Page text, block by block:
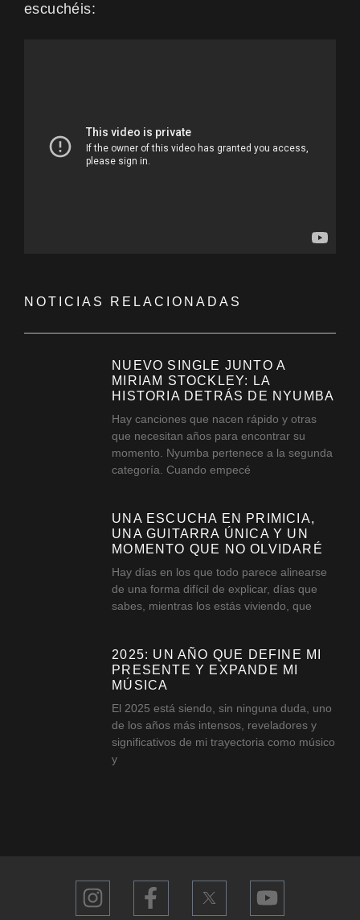
escuchéis:
NOTICIAS RELACIONADAS
NUEVO SINGLE JUNTO A
MIRIAM STOCKLEY: LA
HISTORIA DETRÁS DE NYUMBA
Hay canciones que nacen rápido y otras
que necesitan años para encontrar su
momento. Nyumba pertenece a la segunda
categoría. Cuando empecé
UNA ESCUCHA EN PRIMICIA,
UNA GUITARRA ÚNICA Y UN
MOMENTO QUE NO OLVIDARÉ
Hay días en los que todo parece alinearse
de una forma difícil de explicar, días que
sabes, mientras los estás viviendo, que
2025: UN AÑO QUE DEFINE MI
PRESENTE Y EXPANDE MI
MÚSICA
El 2025 está siendo, sin ninguna duda, uno
de los años más intensos, reveladores y
significativos de mi trayectoria como músico
y